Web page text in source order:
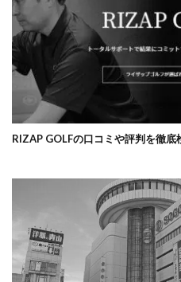
RIZAP GOLFの口コミや評判を徹